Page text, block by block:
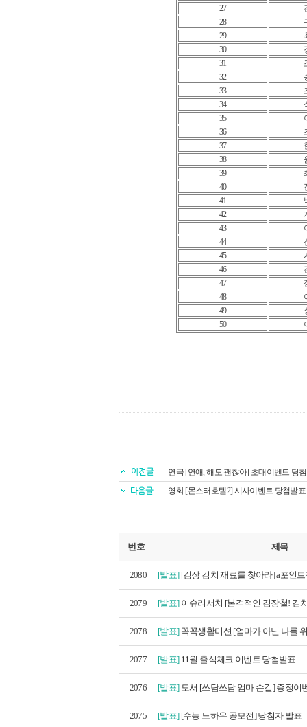
27
28
29
30
31
32
33
34
35
36
37
38
39
40
41
42
43
44
45
46
47
48
49
50
연극 [연애, 해도 괜찮아] 초대이벤트 당
영화 [몬스터호텔2] 시사이벤트 당첨발표
번호 제목
2080 [발표] [김장 김치 재료를 찾아라] a포인트
2079 [발표] 이슈리서치 [본격적인 김장철! 김
2078 [발표] 꼭꼭생활미션 [엄마가 아닌 나를
2077 [발표] 11월 출석체크 이벤트 당첨발표
2076 [발표] 도서 [쓰담쓰담 엄마 손길] 증정이
2075 [발표] [수능 노하우 공모전] 당첨자 발표